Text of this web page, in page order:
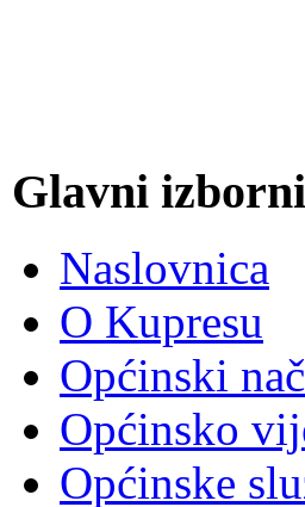
Glavni
Naslovnica
O Kupresu
Općinski
Općinsko
Općinske